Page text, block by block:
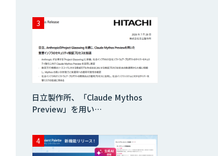
日立製作所、「Claude Mythos
Preview」を用い…